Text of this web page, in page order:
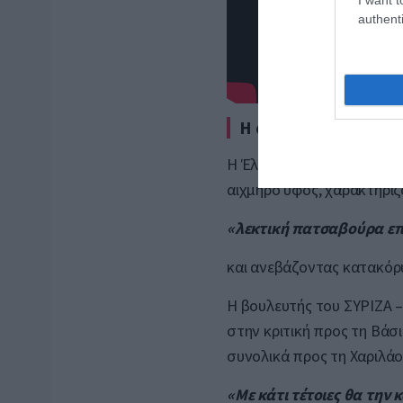
Η ανάρτηση-φωτιά
Η Έλενα Ακρίτα, εμφανώς
αιχμηρό ύφος,
«λεκτική πατσαβούρα
και ανεβάζοντας
Η βουλευτής του ΣΥΡΙΖΑ
στην κριτική προς τη
συνολικά προς τη
«Με κάτι τέτοιες θα